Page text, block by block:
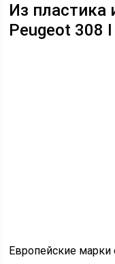
Из пластика
Peugeot 308